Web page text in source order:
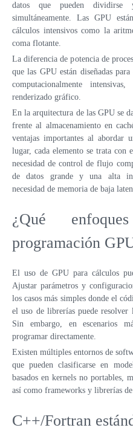
datos que pueden dividirse
simultáneamente. Las GPU
cálculos intensivos como la
coma flotante.
La diferencia de potencia de
que las GPU están diseñadas
computacionalmente
renderizado gráfico.
En la arquitectura de las GPU se
frente al almacenamiento en
ventajas importantes al abordar
lugar, cada elemento se trata
necesidad de control de flujo
de datos grande y una alta
necesidad de memoria de baja
¿Qué
programación
El uso de GPU para cálculos
Ajustar parámetros y
los casos más simples donde el
el uso de librerías puede resolver
Sin embargo, en escenarios
programar directamente.
Existen múltiples entornos de
que pueden clasificarse en
basados en kernels no portables,
así como frameworks y librerías
C++/Fortran